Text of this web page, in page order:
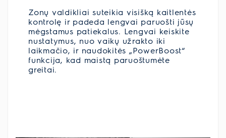
Zonų valdikliai suteikia visišką kaitlentės
kontrolę ir padeda lengvai paruošti jūsų
mėgstamus patiekalus. Lengvai keiskite
nustatymus, nuo vaikų užrakto iki
laikmačio, ir naudokitės „PowerBoost“
funkcija, kad maistą paruoštumėte
greitai.